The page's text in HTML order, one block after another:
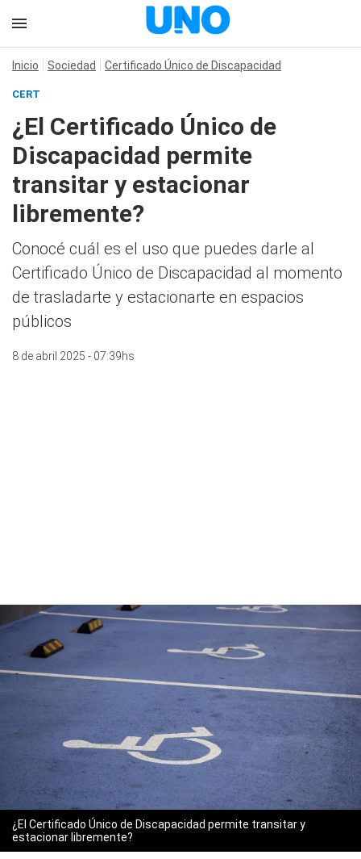
Inicio Sociedad Certificado Único de Discapacidad
CERT
¿El Certificado Único de
Discapacidad permite
transitar y estacionar
libremente?
Conocé cuál es el uso que puedes darle al
Certificado Único de Discapacidad al momento
de trasladarte y estacionarte en espacios
públicos
8 de abril 2025 - 07:39hs
¿El Certificado Único de Discapacidad permite transitar y
estacionar libremente?